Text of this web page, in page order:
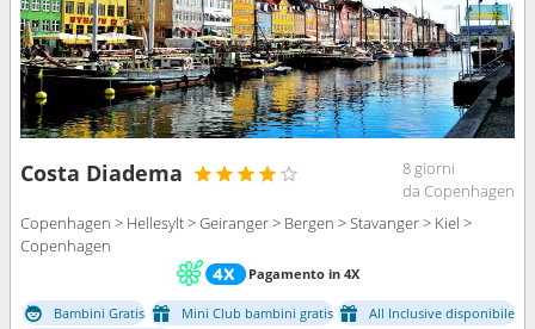
Costa Diadema
8 giorni
da Copenhagen
Copenhagen > Hellesylt > Geiranger > Bergen > Stavanger > Kiel >
Copenhagen
Pagamento in 4X
Bambini Gratis Mini Club bambini gratis
All Inclusive disponibile